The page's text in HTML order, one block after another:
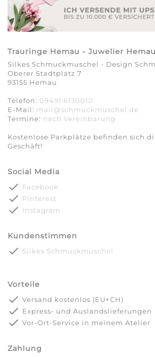
Trauringe Hemau - Juwelier Hemau
Silkes Schmuckmuschel - Design
Oberer Stadtplatz 7
93155 Hemau
Telefon: 09491 6130010
E-Mail: mail@schmuckmuschel.de
Termine: nach Vereinbarung​​​​​​​
Kostenlose Parkplätze befinden sich
Geschäft!
Social Media
done Facebook
done Pinterest
done Instagram
Kundenstimmen
done Silkes Schmuckmuschel
Vorteile
done Versand kostenlos (EU+CH)
done Express- und Auslandslieferungen
done Vor-Ort-Service in meinem Atelier
Zahlung